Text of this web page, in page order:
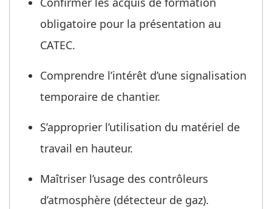
obligatoire pour la présentation au
CATEC.
Comprendre l’intérêt d’une signalisation
temporaire de chantier.
S’approprier l’utilisation du matériel de
travail en hauteur.
Maîtriser l’usage des contrôleurs
d’atmosphère (détecteur de gaz).